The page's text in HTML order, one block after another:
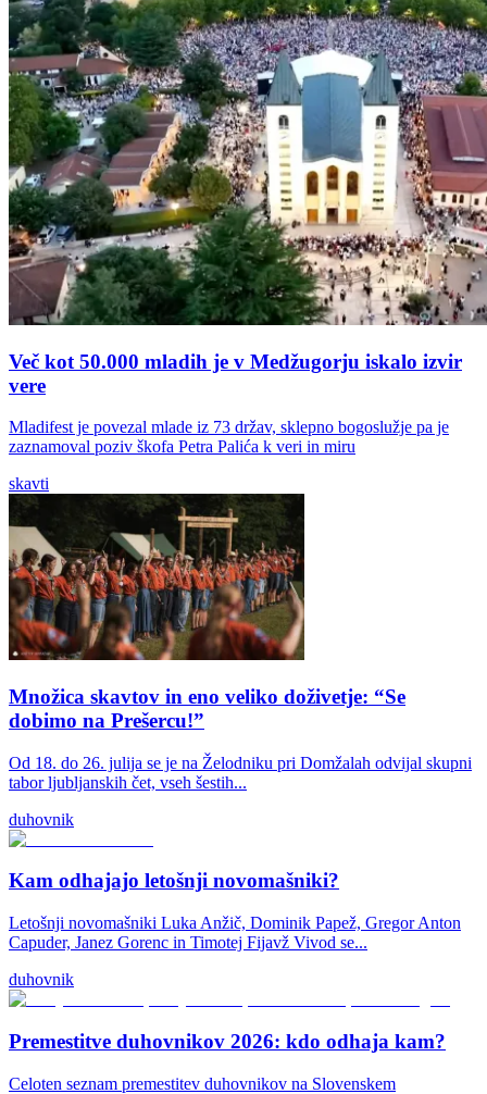
Več kot 50.000 mladih je v Medžugorju iskalo izvir
vere
Mladifest je povezal mlade iz 73 držav, sklepno bogoslužje pa je
zaznamoval poziv škofa Petra Palića k veri in miru
skavti
Množica skavtov in eno veliko doživetje: “Se
dobimo na Prešercu!”
Od 18. do 26. julija se je na Želodniku pri Domžalah odvijal skupni
tabor ljubljanskih čet, vseh šestih...
duhovnik
Kam odhajajo letošnji novomašniki?
Letošnji novomašniki Luka Anžič, Dominik Papež, Gregor Anton
Capuder, Janez Gorenc in Timotej Fijavž Vivod se...
duhovnik
Premestitve duhovnikov 2026: kdo odhaja kam?
Celoten seznam premestitev duhovnikov na Slovenskem